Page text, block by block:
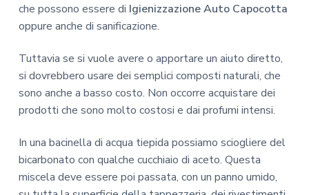
che possono essere di Igienizzazione Auto Capocotta
oppure anche di sanificazione.
Tuttavia se si vuole avere o apportare un aiuto diretto,
si dovrebbero usare dei semplici composti naturali, che
sono anche a basso costo. Non occorre acquistare dei
prodotti che sono molto costosi e dai profumi intensi.
In una bacinella di acqua tiepida possiamo sciogliere del
bicarbonato con qualche cucchiaio di aceto. Questa
miscela deve essere poi passata, con un panno umido,